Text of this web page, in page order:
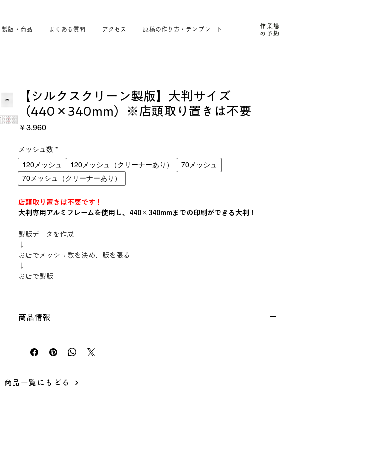
版・商品 よくある質問 アクセス 原稿の作り方・テンプレート
作業場
の予約
【シルクスクリーン製版】大判サイズ
（440×340mm）※店頭取り置きは不要
￥3,960価
メッシュ数 *
120メッシュ
120メッシュ（クリーナーあり）
70メッシュ
70メッシュ（クリーナーあり）
店頭取り置きは不要です！
大判専用アルミフレームを使用し、440×340mmまでの印刷ができる大判！
製版データを作成
↓
お店でメッシュ数を決め、版を張る
↓
お店で製版
材質 ポリエステル
印刷可能範囲 280mm×280mm
■メッシュの選び方
商品情報
商品一覧にもどる